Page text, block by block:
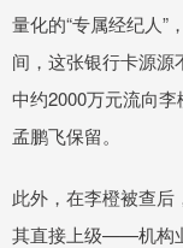
量化的“专属经纪人”
间，这张银行卡源源
中约2000万元流向
孟鹏飞保留。
此外，在李橙被查后
其直接上级——机构